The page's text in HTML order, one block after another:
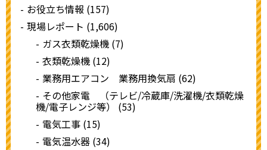
お役立ち情報 (157)
現場レポート (1,606)
ガス衣類乾燥機 (7)
衣類乾燥機 (12)
業務用エアコン 業務用換気扇 (62)
その他家電 （テレビ/冷蔵庫/洗濯機/衣類乾燥
機/電子レンジ等） (53)
電気工事 (15)
電気温水器 (34)